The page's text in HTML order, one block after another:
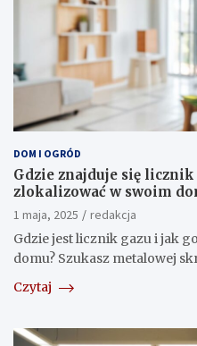
DOM I OGRÓD
Gdzie znajduje się licznik
zlokalizować w swoim
1 maja, 2025
redakcja
Gdzie jest licznik gazu i jak
domu? Szukasz metalowej
Czytaj